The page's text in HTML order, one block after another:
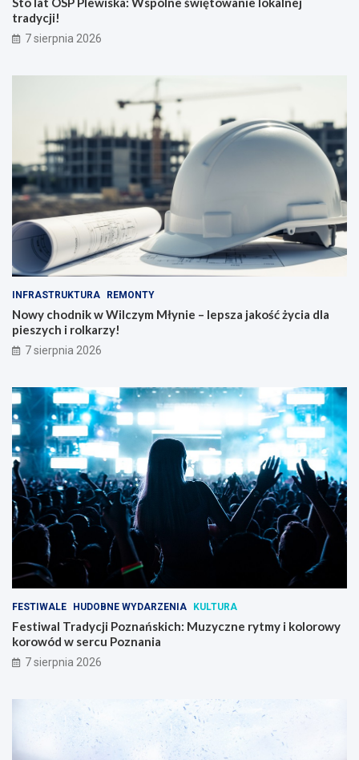
tradycji!
7 sierpnia 2026
INFRASTRUKTURA REMONTY
Nowy chodnik w Wilczym Młynie – lepsza jakość życia dla
pieszych i rolkarzy!
7 sierpnia 2026
FESTIWALE HUDOBNE WYDARZENIA KULTURA
Festiwal Tradycji Poznańskich: Muzyczne rytmy i kolorowy
korowód w sercu Poznania
7 sierpnia 2026